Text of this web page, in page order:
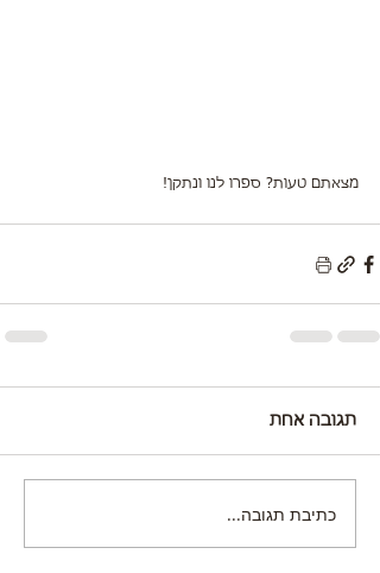
מצאתם טעות? ספרו לנו ונתקן!
תגובה אחת
כתיבת תגובה...